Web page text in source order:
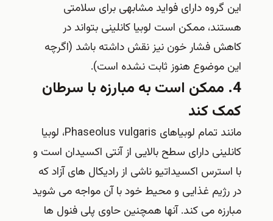
این گروه دارای فواید مشابهی برای سلامتی
هستند، ممکن است لوبیا کانلینی بتواند در
کاهش فشار خون نیز نقش داشته باشد (اگرچه
این موضوع هنوز ثابت نشده است).
4. ممکن است به مبارزه با سرطان
کمک کند
مانند تمام لوبیاهای Phaseolus vulgaris، لوبیا
کانلینی دارای سطح بالایی از آنتی اکسیدان است و
با استرس اکسیداتیو ناشی از رادیکال های آزاد که
در رژیم غذایی و محیط خود با آن مواجه می شوید
مبارزه می کند. آنها همچنین حاوی پلی فنول ها